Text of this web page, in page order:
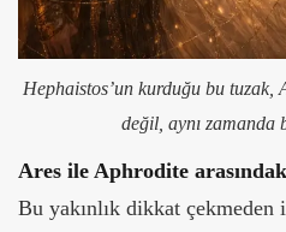
Hephaistos’un kurduğu bu tuzak,
değil, aynı zamanda
Ares ile Aphrodite
Bu yakınlık dikkat